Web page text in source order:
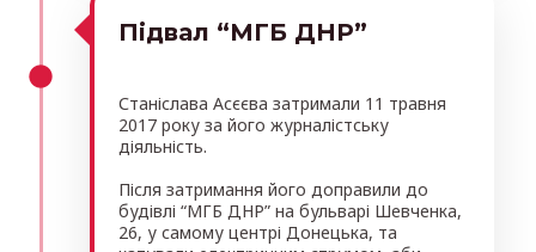
Підвал “МГБ ДНР”
Станіслава Асєєва затримали 11 травня
2017 року за його журналістську
діяльність.
Після затримання його доправили до
будівлі “МГБ ДНР” на бульварі Шевченка,
26, у самому центрі Донецька, та